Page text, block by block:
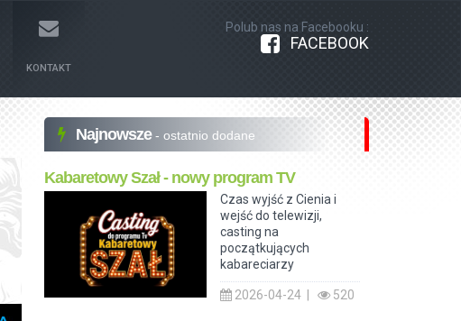
KONTAKT
Polub nas na Facebooku :
FACEBOOK
Najnowsze - ostatnio dodane
Kabaretowy Szał - nowy program TV
Czas wyjść z Cienia i
wejść do telewizji,
casting na
początkujących
kabareciarzy
2026-04-24 | 520